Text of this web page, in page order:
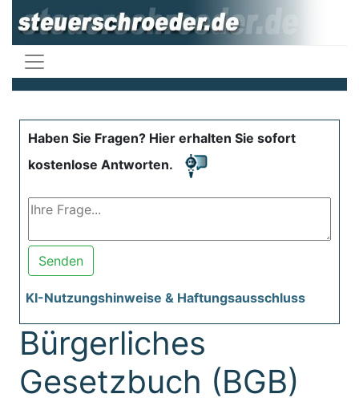
Haben Sie Fragen? Hier erhalten Sie sofort
kostenlose Antworten.
Senden
KI-Nutzungshinweise & Haftungsausschluss
Bürgerliches
Gesetzbuch (BGB)